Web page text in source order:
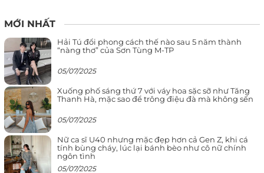
MỚI NHẤT
Hải Tú đổi phong cách thế nào sau 5 năm thành
“nàng thơ” của Sơn Tùng M-TP
05/07/2025
Xuống phố sáng thứ 7 với váy hoa sặc sỡ như Tăng
Thanh Hà, mặc sao để trông điệu đà mà không sến
05/07/2025
Nữ ca sĩ U40 nhưng mặc đẹp hơn cả Gen Z, khi cá
tính bùng cháy, lúc lại bánh bèo như cô nữ chính
ngôn tình
05/07/2025